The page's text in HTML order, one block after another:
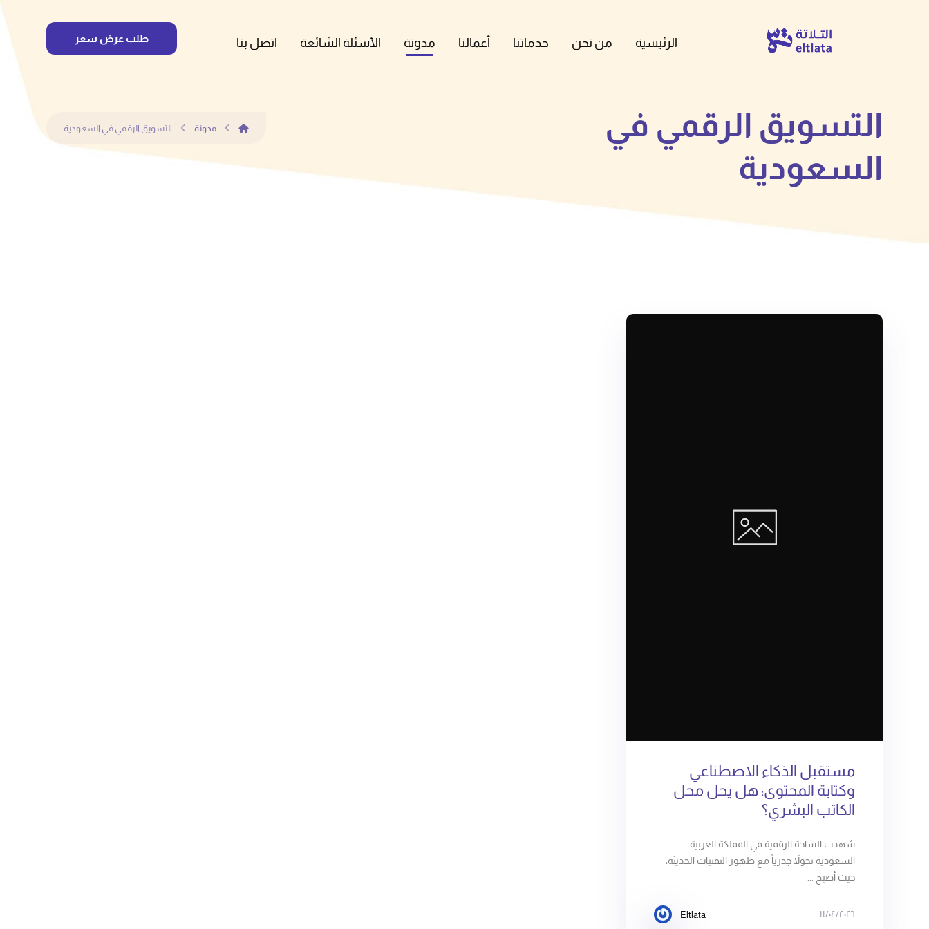
الرئيسية من نحن خدماتنا أعمالنا مدونة الأسئلة الشائعة اتصل بنا طلب عرض سعر
التسويق الرقمي في
السعودية
مدونة التسويق الرقمي في السعودية
مستقبل الذكاء الاصطناعي
وكتابة المحتوى: هل يحل محل
الكاتب البشري؟
Eltlata ١١/٠٤/٢٠٢٦
شهدت الساحة الرقمية في المملكة العربية
السعودية تحولاً جذرياً مع ظهور التقنيات الحديثة،
حيث أصبح ...